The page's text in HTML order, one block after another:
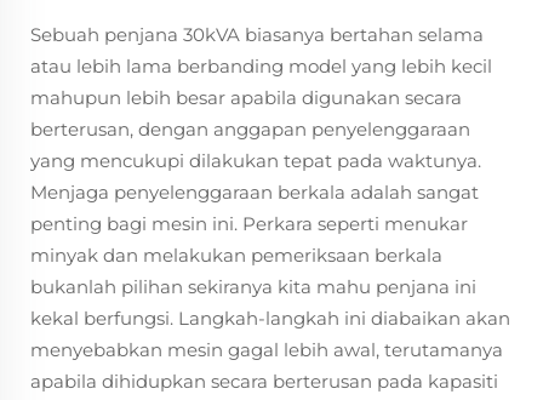
Sebuah penjana 30kVA biasanya bertahan selama
atau lebih lama berbanding model yang lebih kecil
mahupun lebih besar apabila digunakan secara
berterusan, dengan anggapan penyelenggaraan
yang mencukupi dilakukan tepat pada waktunya.
Menjaga penyelenggaraan berkala adalah sangat
penting bagi mesin ini. Perkara seperti menukar
minyak dan melakukan pemeriksaan berkala
bukanlah pilihan sekiranya kita mahu penjana ini
kekal berfungsi. Langkah-langkah ini diabaikan akan
menyebabkan mesin gagal lebih awal, terutamanya
apabila dihidupkan secara berterusan pada kapasiti